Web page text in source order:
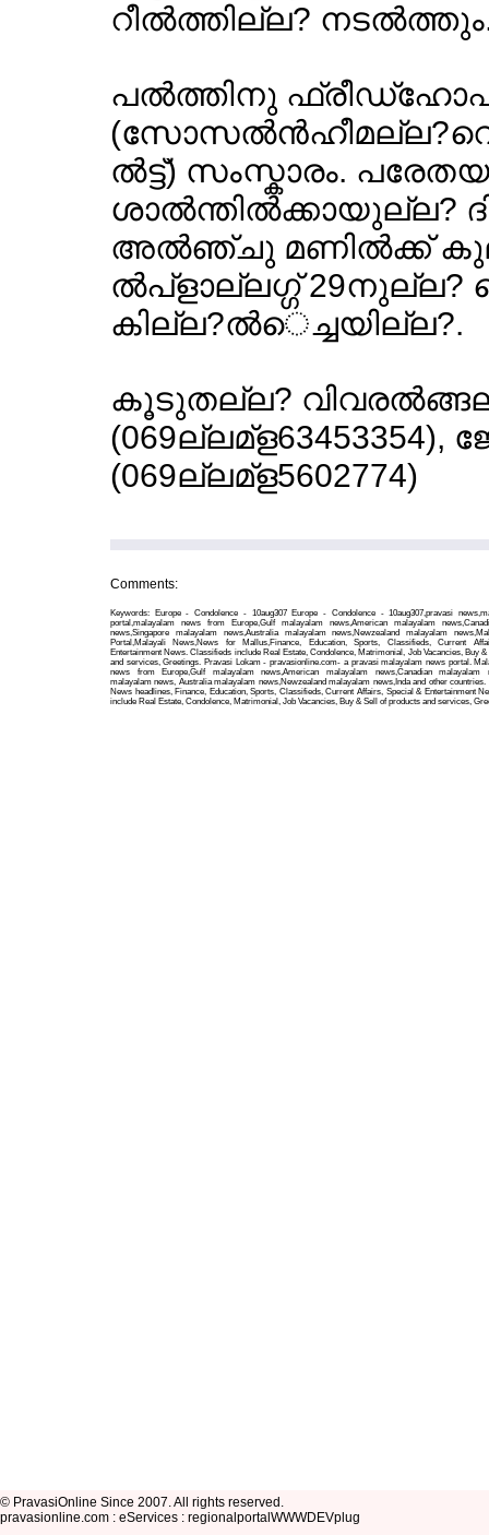
റീല്‍ത്തില്ല?
പല്‍ത്തിനു
ല്‍ട്ട്) സംസ്കാരം.
ശാല്‍ന്തില്‍ക്കായുല്ല?
അല്‍ഞ്ചു മണില്‍ക്ക്
ല്‍പ്ളാല്ലഗ്ഗ്
കില്ല?ല്‍െച്ചയില്ല?.
കൂടുതല്ല?
(069ല്ലമ്ള5602774)
Comments:
Keywords: Europe - Condolence - 10aug307 Europe - Condolence - 10aug307,pravasi
portal,malayalam news from Europe,Gulf malayalam news,American malayalam
news,Singapore malayalam news,Australia malayalam news,Newzealand malayalam
Portal,Malayali News,News for Mallus,Finance, Education, Sports, Classifieds, Current
Entertainment News. Classifieds include Real Estate, Condolence, Matrimonial, Job Vacancies, Buy
and services, Greetings. Pravasi Lokam - pravasionline.com- a pravasi malayalam news portal.
news from Europe,Gulf malayalam news,American malayalam news,Canadian malayalam
malayalam news, Australia malayalam news,Newzealand malayalam news,Inda and other
News headlines, Finance, Education, Sports, Classifieds, Current Affairs, Special & Entertainment
include Real Estate, Condolence, Matrimonial, Job Vacancies, Buy & Sell of products and services,
© PravasiOnline Since 2007. All rights reserved.
pravasionline.com : eServices : regionalportalWWWDEVplug